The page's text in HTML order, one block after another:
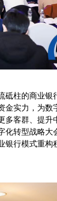
砥柱的商业
金实力，为数
多客群、提升
化转型战略
银行模式重构